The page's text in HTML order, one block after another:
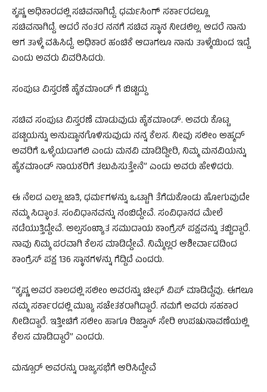
ಕೃಷ್ಣ ಅಧಿಕಾರದಲ್ಲಿ ಸಚಿವನಾಗಿದ್ದೆ. ಧರ್ಮಸಿಂಗ್ ಸರ್ಕಾರದಲ್ಲೂ
ಸಚಿವನಾಗಿದ್ದೆ. ಆದರೆ ನಂತರ ನನಗೆ ಸಚಿವ ಸ್ಥಾನ ನೀಡಲಿಲ್ಲ. ಆದರೆ ನಾನು
ಆಗ ತಾಳ್ಮೆ ವಹಿಸಿದ್ದೆ. ಅಧಿಕಾರ ಹಂಚಿಕೆ ಆದಾಗಲೂ ನಾನು ತಾಳ್ಮೆಯಿಂದ ಇದ್ದೆ
ಎಂದು ಅವರು ವಿವರಿಸಿದರು.
ಸಂಪುಟ ವಿಸ್ತರಣೆ ಹೈಕಮಾಂಡ್ ಗೆ ಬಿಟ್ಟಿದ್ದು
ಸಚಿವ ಸಂಪುಟ ವಿಸ್ತರಣೆ ಮಾಡುವುದು ಹೈಕಮಾಂಡ್. ಅವರು ಕೊಟ್ಟ
ಪಟ್ಟಿಯನ್ನು ಅನುಷ್ಠಾನಗೊಳಿಸುವುದು ನನ್ನ ಕೆಲಸ. ನೀವು ಸಲೀಂ ಅಹ್ಮದ್
ಅವರಿಗೆ ಒಳ್ಳೆಯದಾಗಲಿ ಎಂದು ಮನವಿ ಮಾಡಿದ್ದೀರಿ, ನಿಮ್ಮ ಮನವಿಯನ್ನು
ಹೈಕಮಾಂಡ್ ನಾಯಕರಿಗೆ ತಲುಪಿಸುತ್ತೇನೆ” ಎಂದು ಅವರು ಹೇಳಿದರು.
ಈ ನೆಲದ ಎಲ್ಲಾ ಜಾತಿ, ಧರ್ಮಗಳನ್ನು ಒಟ್ಟಾಗಿ ತೆಗೆದುಕೊಂಡು ಹೋಗುವುದೇ
ನಮ್ಮ ಸಿದ್ಧಾಂತ. ಸಂವಿಧಾನವನ್ನು ನಂಬಿದ್ದೇವೆ. ಸಂವಿಧಾನದ ಮೇಲೆ
ನಡೆಯುತ್ತಿದ್ದೇವೆ. ಅಲ್ಪಸಂಖ್ಯಾತ ಸಮುದಾಯ ಕಾಂಗ್ರೆಸ್ ಪಕ್ಷವನ್ನು ತಬ್ಬಿದ್ದಾರೆ.‌
ನಾವು ನಿಮ್ಮ ಪರವಾಗಿ ಕೆಲಸ ಮಾಡಿದ್ದೇವೆ. ನಿಮ್ಮೆಲ್ಲರ ಆಶೀರ್ವಾದದಿಂದ
ಕಾಂಗ್ರೆಸ್ ಪಕ್ಷ 136 ಸ್ಥಾನಗಳನ್ನು ಗೆದ್ದಿದೆ ಎಂದರು.
“ಕೃಷ್ಣ ಅವರ ಕಾಲದಲ್ಲಿ ಸಲೀಂ ಅವರನ್ನು ಚೀಫ್ ವಿಪ್ ಮಾಡಿದ್ದೆವು. ಈಗಲೂ
ನಮ್ಮ ಸರ್ಕಾರದಲ್ಲಿ ಮುಖ್ಯ ಸಚೇತಕರಾಗಿದ್ದಾರೆ. ನಮಗೆ ಅವರು ಸಹಕಾರ
ನೀಡಿದ್ದಾರೆ. ಇತ್ತೀಚಿಗೆ ಸಲೀಂ ಹಾಗೂ ರಿಜ್ವಾನ್ ಸೇರಿ ಉಪಚುನಾವಣೆಯಲ್ಲಿ
ಕೆಲಸ ಮಾಡಿದ್ದಾರೆ” ಎಂದರು.
ಮನ್ಸೂರ್ ಅವರನ್ನು ರಾಜ್ಯಸಭೆಗೆ ಆರಿಸಿದ್ದೇವೆ